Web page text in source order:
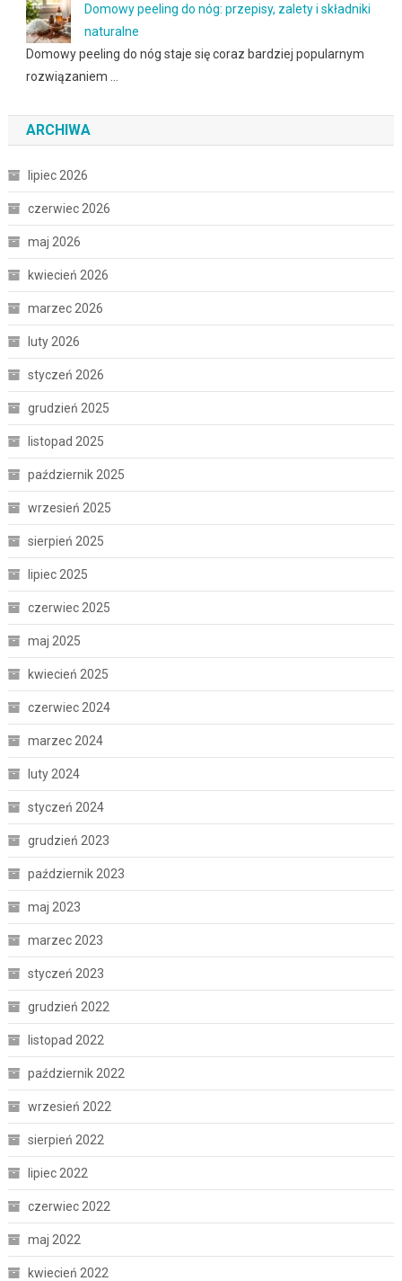
Domowy peeling do nóg: przepisy, zalety i składniki
naturalne
Domowy peeling do nóg staje się coraz bardziej popularnym
rozwiązaniem …
ARCHIWA
lipiec 2026
czerwiec 2026
maj 2026
kwiecień 2026
marzec 2026
luty 2026
styczeń 2026
grudzień 2025
listopad 2025
październik 2025
wrzesień 2025
sierpień 2025
lipiec 2025
czerwiec 2025
maj 2025
kwiecień 2025
czerwiec 2024
marzec 2024
luty 2024
styczeń 2024
grudzień 2023
październik 2023
maj 2023
marzec 2023
styczeń 2023
grudzień 2022
listopad 2022
październik 2022
wrzesień 2022
sierpień 2022
lipiec 2022
czerwiec 2022
maj 2022
kwiecień 2022